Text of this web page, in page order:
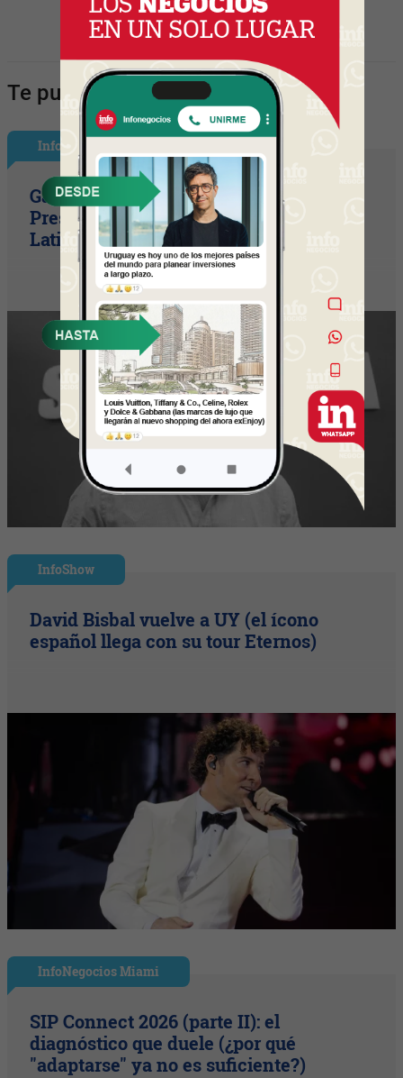
Te puede interesar:
InfoGerentes
Gastón Beroiz asume como Sr. Vice
President Technology para
Latinoamérica en Equifax
InfoShow
David Bisbal vuelve a UY (el ícono
español llega con su tour Eternos)
InfoNegocios Miami
SIP Connect 2026 (parte II): el
diagnóstico que duele (¿por qué
"adaptarse" ya no es suficiente?)